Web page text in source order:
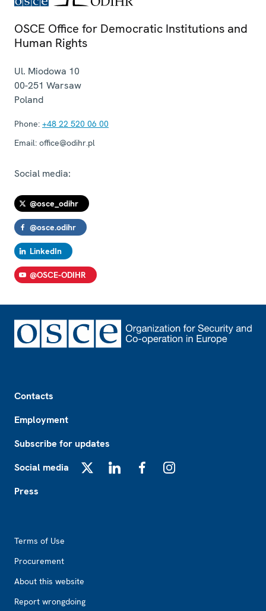
OSCE Office for Democratic Institutions and
Human Rights
Ul. Miodowa 10
00-251 Warsaw
Poland
Phone: +48 22 520 06 00
Email: office@odihr.pl
Social media:
@osce_odihr
@osce.odihr
LinkedIn
@OSCE-ODIHR
Contacts
Employment
Subscribe for updates
Social media
Press
Terms of Use
Procurement
About this website
Report wrongdoing